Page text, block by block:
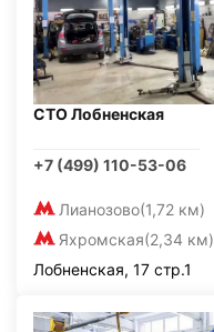
СТО Лобненская
+7 (499) 110-53-06
Лианозово(1,72 км)
Яхромская(2,34 км)
Лобненская, 17 стр.1